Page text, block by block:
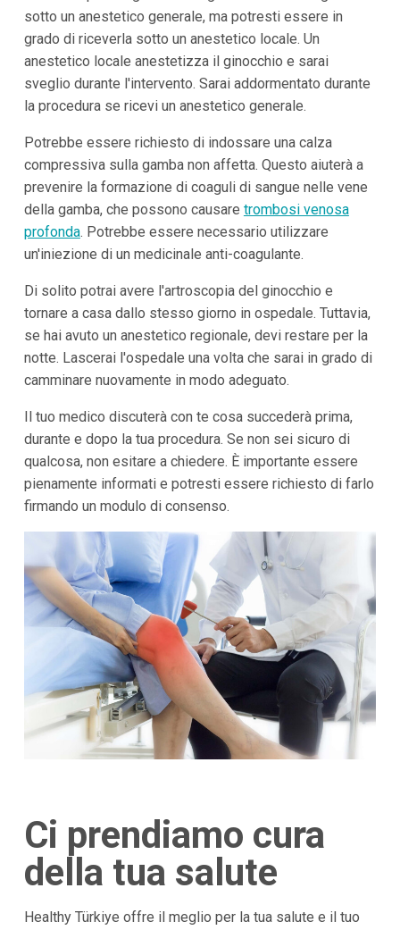
sotto un anestetico generale, ma potresti essere in
grado di riceverla sotto un anestetico locale. Un
anestetico locale anestetizza il ginocchio e sarai
sveglio durante l'intervento. Sarai addormentato durante
la procedura se ricevi un anestetico generale.
Potrebbe essere richiesto di indossare una calza
compressiva sulla gamba non affetta. Questo aiuterà a
prevenire la formazione di coaguli di sangue nelle vene
della gamba, che possono causare trombosi venosa
profonda. Potrebbe essere necessario utilizzare
un'iniezione di un medicinale anti-coagulante.
Di solito potrai avere l'artroscopia del ginocchio e
tornare a casa dallo stesso giorno in ospedale. Tuttavia,
se hai avuto un anestetico regionale, devi restare per la
notte. Lascerai l'ospedale una volta che sarai in grado di
camminare nuovamente in modo adeguato.
Il tuo medico discuterà con te cosa succederà prima,
durante e dopo la tua procedura. Se non sei sicuro di
qualcosa, non esitare a chiedere. È importante essere
pienamente informati e potresti essere richiesto di farlo
firmando un modulo di consenso.
Ci prendiamo cura
della tua salute
Healthy Türkiye offre il meglio per la tua salute e il tuo